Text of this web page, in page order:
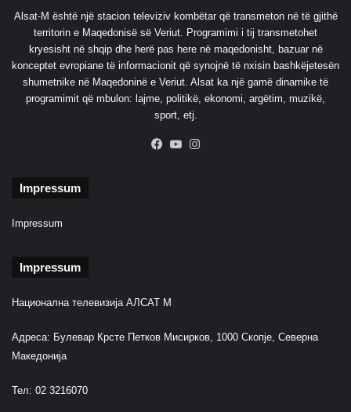
Alsat-M është një stacion televiziv kombëtar që transmeton në të gjithë
territorin e Maqedonisë së Veriut. Programimi i tij transmetohet
kryesisht në shqip dhe herë pas here në maqedonisht, bazuar në
konceptet evropiane të informacionit që synojnë të nxisin bashkëjetesën
shumetnike në Maqedoninë e Veriut. Alsat ka një gamë dinamike të
programimit që mbulon: lajme, politikë, ekonomi, argëtim, muzikë,
sport, etj.
Facebook
YouTube
Impressum
Impressum
Impressum
Национална телевизија АЛСАТ М
Адреса: Булевар Крсте Петков Мисирков, 1000 Скопје, Северна
Македонија
Тел: 02 3216070